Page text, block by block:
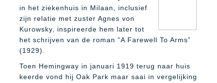
in het ziekenhuis in Milaan, inclusief
zijn relatie met zuster Agnes von
Kurowsky, inspireerde hem later tot
het schrijven van de roman “A Farewell To Arms”
(1929).
Toen Hemingway in januari 1919 terug naar huis
keerde vond hij Oak Park maar saai in vergelijking